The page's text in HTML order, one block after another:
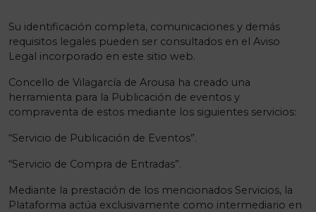
Su identificación completa, comunicaciones y demás
requisitos legales pueden ser consultados en el Aviso
Legal incorporado en este sitio web.
Concello de Vilagarcía de Arousa ha creado una
herramienta para la Publicación de eventos y
compraventa de estos mediante los siguientes servicios:
“Servicio de Publicación de Eventos”.
“Servicio de Compra de Entradas”.
Mediante la prestación de los mencionados Servicios, la
Plataforma actúa exclusivamente como intermediario en